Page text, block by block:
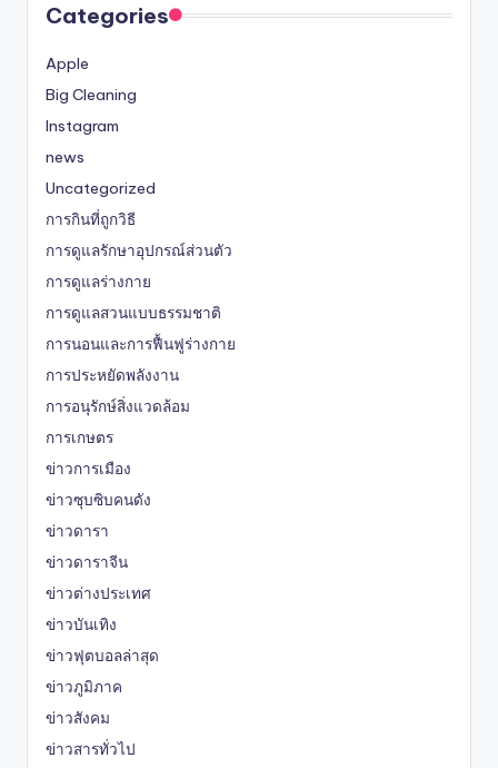
Categories
Apple
Big Cleaning
Instagram
news
Uncategorized
การกินที่ถูกวิธี
การดูแลรักษาอุปกรณ์ส่วนตัว
การดูแลร่างกาย
การดูแลสวนแบบธรรมชาติ
การนอนและการฟื้นฟูร่างกาย
การประหยัดพลังงาน
การอนุรักษ์สิ่งแวดล้อม
การเกษตร
ข่าวการเมือง
ข่าวซุบซิบคนดัง
ข่าวดารา
ข่าวดาราจีน
ข่าวต่างประเทศ
ข่าวบันเทิง
ข่าวฟุตบอลล่าสุด
ข่าวภูมิภาค
ข่าวสังคม
ข่าวสารทั่วไป